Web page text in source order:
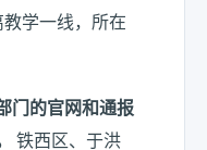
学一线，所在
门的官网和通报
铁西区、于洪